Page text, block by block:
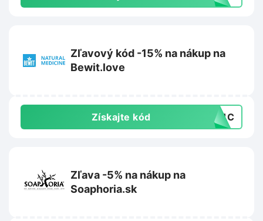
Zľavový kód -15% na nákup na
Bewit.love
Získajte kód PC1C
Zľava -5% na nákup na
Soaphoria.sk